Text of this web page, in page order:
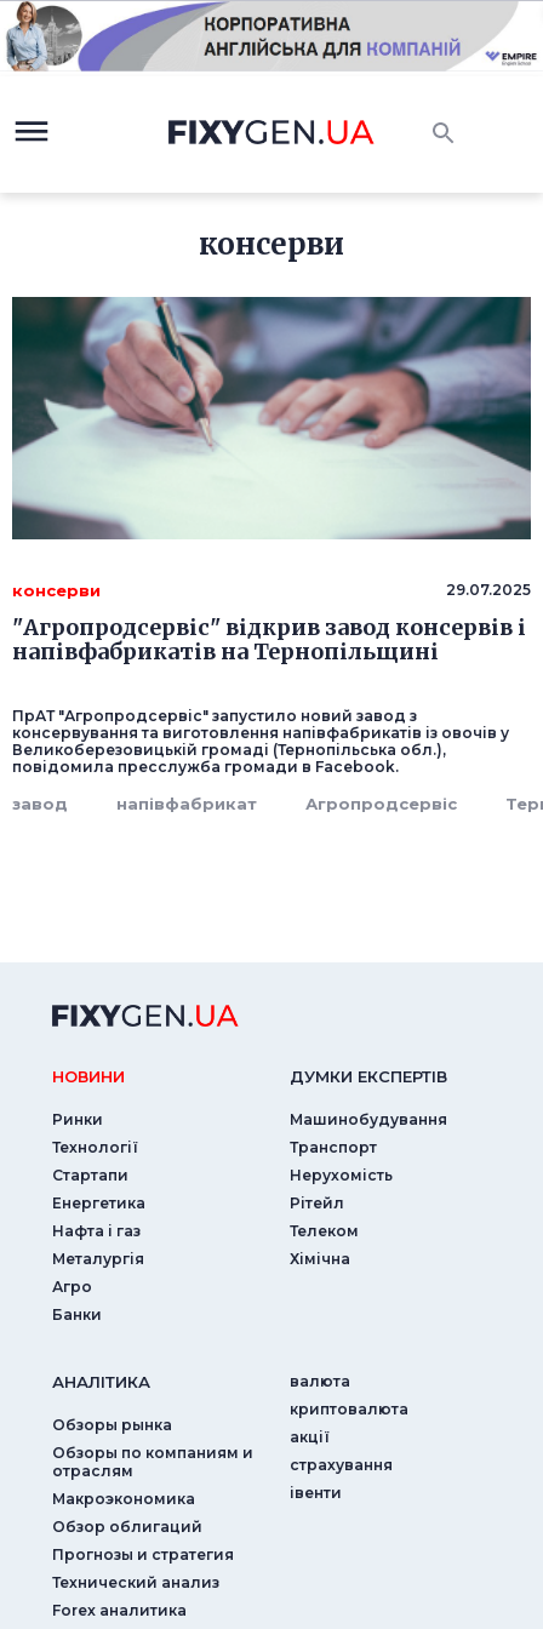
консерви
консерви 29.07.2025
"Агропродсервіс" відкрив завод консервів і
напівфабрикатів на Тернопільщині
ПрАТ "Агропродсервіс" запустило новий завод з
консервування та виготовлення напівфабрикатів із овочів у
Великоберезовицькій громаді (Тернопільська обл.),
повідомила пресслужба громади в Facebook.
завод напівфабрикат Агропродсервіс
НОВИНИ
Ринки
Технології
Стартапи
Енергетика
Нафта і газ
Металургія
Агро
Банки
ДУМКИ ЕКСПЕРТIВ
Машинобудування
Транспорт
Нерухомість
Рітейл
Телеком
Хімічна
АНАЛIТИКА
Обзоры рынка
Обзоры по компаниям и
отраслям
Макроэкономика
Обзор облигаций
Прогнозы и стратегия
Технический анализ
Forex аналитика
валюта
криптовалюта
акції
страхування
iвенти